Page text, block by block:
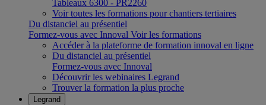
Tableaux 6300 - PR2260
Voir toutes les formations pour chantiers tertiaires
Du distanciel au présentiel
Formez-vous avec Innoval Voir les formations
Accéder à la plateforme de formation innoval en ligne
Du distanciel au présentiel
Formez-vous avec Innoval
Découvrir les webinaires Legrand
Trouver la formation la plus proche
Legrand